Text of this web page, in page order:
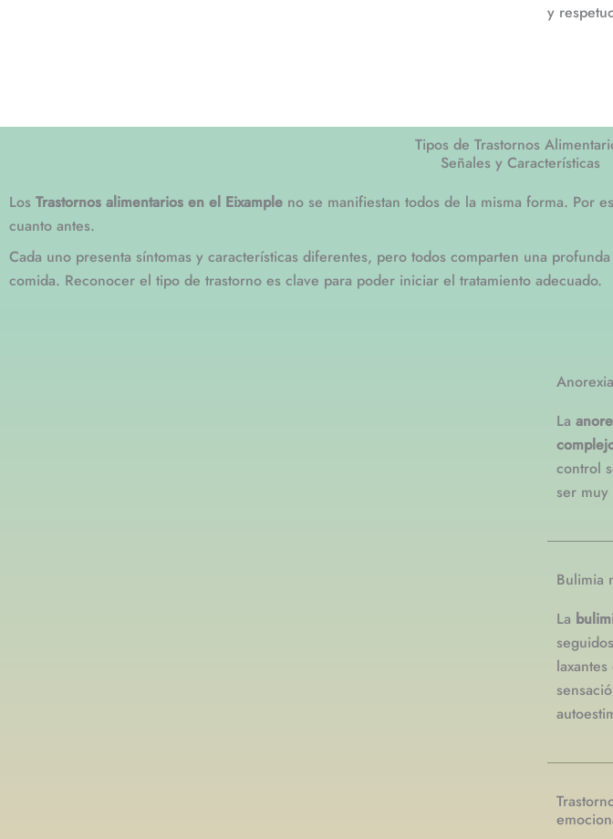
y
Tipos de Trastornos
Señales y Características
Los Trastornos alimentarios en el Eixample no se manifiestan todos de la misma forma. Por
cuanto antes.
Cada uno presenta síntomas y características diferentes, pero todos comparten una
comida. Reconocer el tipo de trastorno es clave para poder iniciar el tratamiento adecuado.
La
control
ser
Bulimia
La